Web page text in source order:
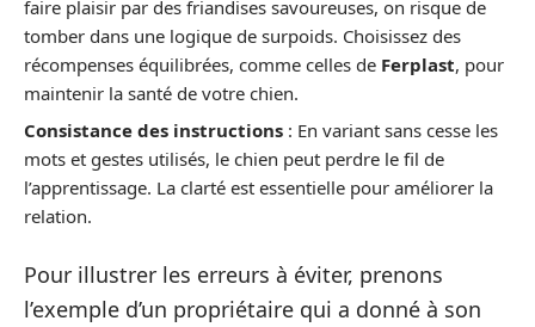
faire plaisir par des friandises savoureuses, on risque de
tomber dans une logique de surpoids. Choisissez des
récompenses équilibrées, comme celles de Ferplast, pour
maintenir la santé de votre chien.
Consistance des instructions : En variant sans cesse les
mots et gestes utilisés, le chien peut perdre le fil de
l’apprentissage. La clarté est essentielle pour améliorer la
relation.
Pour illustrer les erreurs à éviter, prenons
l’exemple d’un propriétaire qui a donné à son